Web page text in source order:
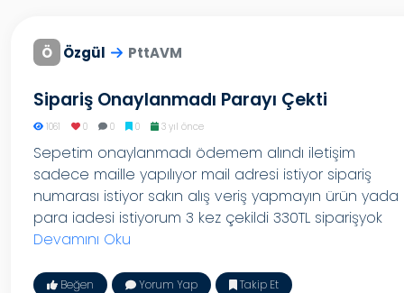
Ö Özgül PttAVM
Sipariş Onaylanmadı Parayı Çekti
1061 0 0 0 3 yıl önce
Sepetim onaylanmadı ödemem alındı iletişim
sadece maille yapılıyor mail adresi istiyor sipariş
numarası istiyor sakın alış veriş yapmayın ürün yada
para iadesi istiyorum 3 kez çekildi 330TL siparişyok
Devamını Oku
Beğen Yorum Yap Takip Et